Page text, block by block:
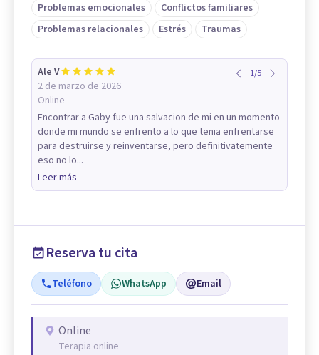
Problemas emocionales
Conflictos familiares
Problemas relacionales
Estrés Traumas
Ale V
2 de marzo de 2026
Online
1/5
Encontrar a Gaby fue una salvacion de mi en un momento
donde mi mundo se enfrento a lo que tenia enfrentarse
para destruirse y reinventarse, pero definitivatemente
eso no lo...
Leer más
Reserva tu cita
Teléfono WhatsApp Email
Online
Terapia online